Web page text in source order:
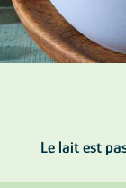
Le lait est